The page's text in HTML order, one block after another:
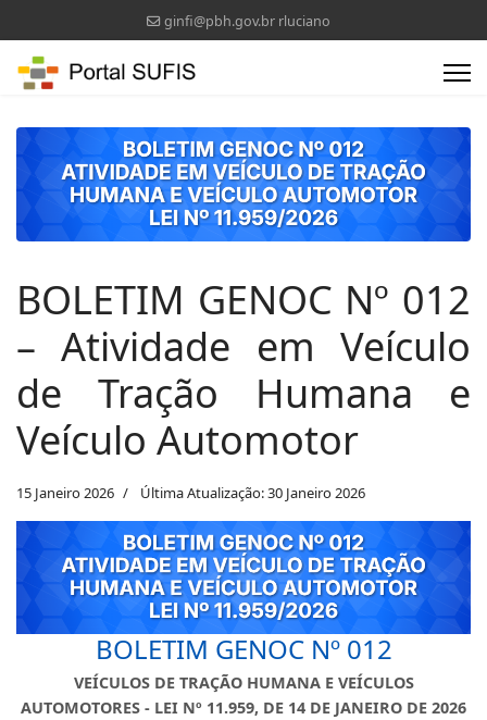
ginfi@pbh.gov.br rluciano
BOLETIM GENOC Nº 012
– Atividade em Veículo
de Tração Humana e
Veículo Automotor
15 Janeiro 2026 Última Atualização: 30 Janeiro 2026
BOLETIM GENOC Nº 012
VEÍCULOS DE TRAÇÃO HUMANA E VEÍCULOS
AUTOMOTORES - LEI Nº 11.959, DE 14 DE JANEIRO DE 2026